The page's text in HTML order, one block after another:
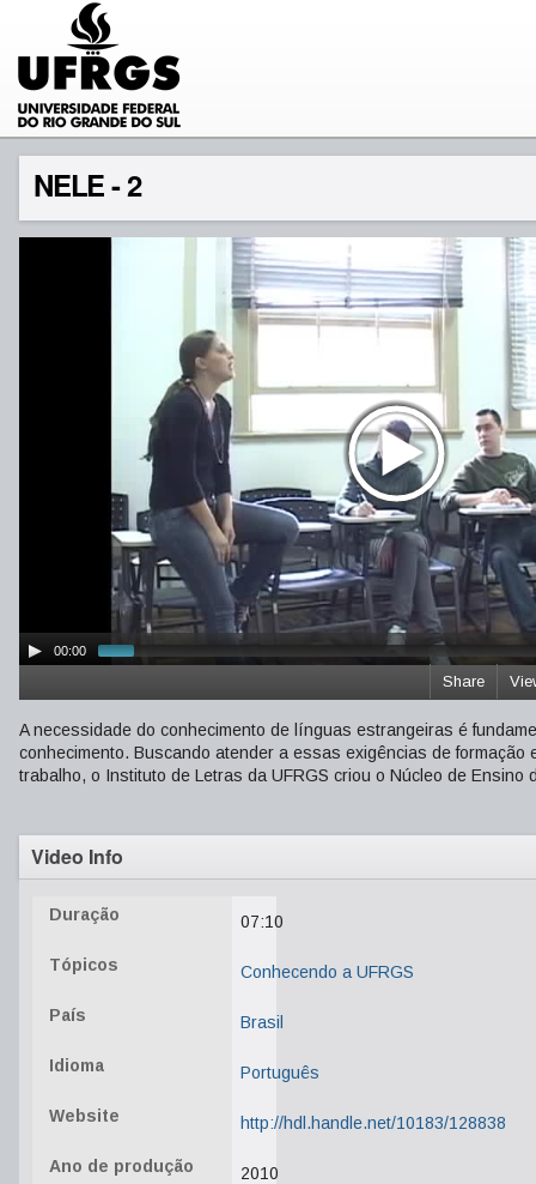
NELE - 2
00:00
Share
A necessidade do conhecimento de línguas estrangeiras é
conhecimento. Buscando atender a essas exigências de
trabalho, o Instituto de Letras da UFRGS criou o Núcleo de Ensino
Video Info
Duração 07:10
Tópicos Conhecendo a UFRGS
País Brasil
Idioma Português
Website http://hdl.handle.net/10183/128838
Ano de produção 2010